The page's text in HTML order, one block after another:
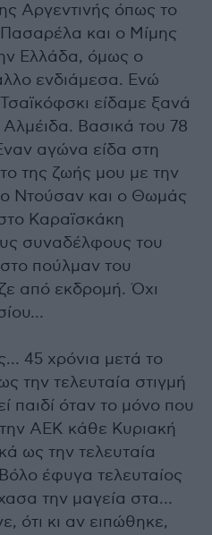
Αργεντινής όπως το
και ο Μίμης
Ελλάδα, όμως ο
ενδιάμεσα. Ενώ
είδαμε ξανά
Βασικά του 78
αγώνα είδα στη
της ζωής μου με την
Ντούσαν και ο Θωμάς
Καραϊσκάκη
συναδέλφους του
πούλμαν του
από εκδρομή. Όχι
45 χρόνια μετά το
την τελευταία στιγμή
παιδί όταν το μόνο που
ΑΕΚ κάθε Κυριακή
ως την τελευταία
έφυγα τελευταίος
την μαγεία στα…
ότι κι αν ειπώθηκε,